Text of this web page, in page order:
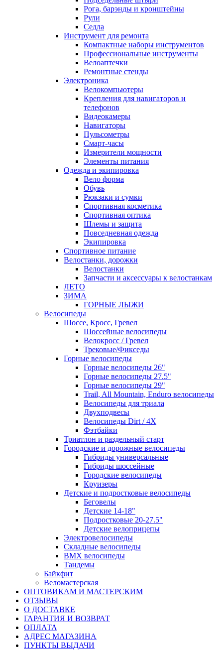
Рога, барэнды и кронштейны
Рули
Седла
Инструмент для ремонта
Компактные наборы инструментов
Профессиональные инструменты
Велоаптечки
Ремонтные стенды
Электроника
Велокомпьютеры
Крепления для навигаторов и
телефонов
Видеокамеры
Навигаторы
Пульсометры
Смарт-часы
Измерители мощности
Элементы питания
Одежда и экипировка
Вело форма
Обувь
Рюкзаки и сумки
Спортивная косметика
Спортивная оптика
Шлемы и защита
Повседневная одежда
Экипировка
Спортивное питание
Велостанки, дорожки
Велостанки
Запчасти и аксессуары к велостанкам
ЛЕТО
ЗИМА
ГОРНЫЕ ЛЫЖИ
Велосипеды
Шоссе, Кросс, Гревел
Шоссейные велосипеды
Велокросс / Гревел
Трековые/Фикседы
Горные велосипеды
Горные велосипеды 26"
Горные велосипеды 27.5"
Горные велосипеды 29"
Trail, All Mountain, Enduro велосипеды
Велосипеды для триала
Двухподвесы
Велосипеды Dirt / 4X
Фэтбайки
Триатлон и раздельный старт
Городские и дорожные велосипеды
Гибриды универсальные
Гибриды шоссейные
Городские велосипеды
Круизеры
Детские и подростковые велосипеды
Беговелы
Детские 14-18"
Подростковые 20-27.5"
Детские велоприцепы
Электровелосипеды
Складные велосипеды
BMX велосипеды
Тандемы
Байкфит
Веломастерская
ОПТОВИКАМ И МАСТЕРСКИМ
ОТЗЫВЫ
О ДОСТАВКЕ
ГАРАНТИЯ И ВОЗВРАТ
ОПЛАТА
АДРЕС МАГАЗИНА
ПУНКТЫ ВЫДАЧИ